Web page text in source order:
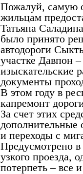
Пожалуй, самую
жильцам
Татьяна
было принято
автодороги
участке Давпон
изыскательские
документы
В этом году в
капремонт
За счет этих
дополнительные
и переходы с
Предусмотрено
узкого проезда,
потерпеть – все